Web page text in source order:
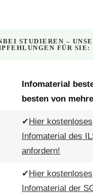
STUDIEREN –
FÜR SIE:
Infomaterial
besten von
✔Hier kostenloses
Infomaterial des
anfordern!
✔Hier kostenloses
Infomaterial der